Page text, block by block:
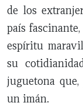
de los
país
espíritu
su
juguetona
un imán.